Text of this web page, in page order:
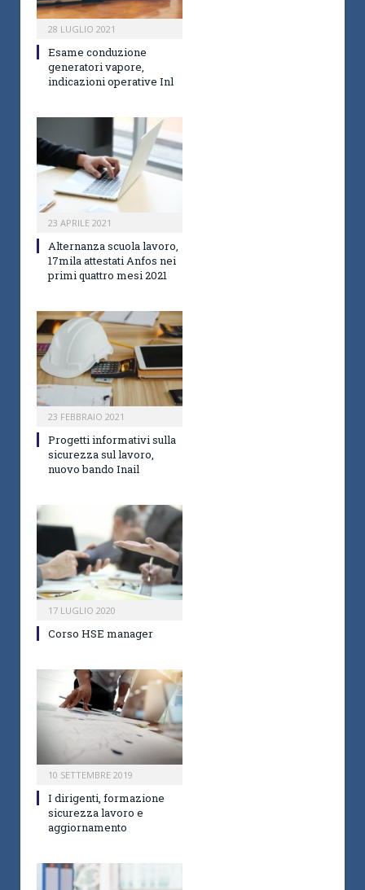
28 LUGLIO 2021
Esame conduzione
generatori vapore,
indicazioni operative Inl
23 APRILE 2021
Alternanza scuola lavoro,
17mila attestati Anfos nei
primi quattro mesi 2021
23 FEBBRAIO 2021
Progetti informativi sulla
sicurezza sul lavoro,
nuovo bando Inail
17 LUGLIO 2020
Corso HSE manager
10 SETTEMBRE 2019
I dirigenti, formazione
sicurezza lavoro e
aggiornamento